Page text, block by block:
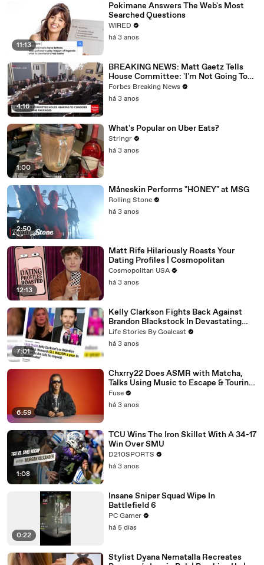
11:13
Pokimane Answers The Web's Most
Searched Questions
WIRED
há 3 anos
4:16
BREAKING NEWS: Matt Gaetz Tells
House Committee: 'I'm Not Going To
Vote For A Continuing Resolution'
Forbes Breaking News
há 3 anos
1:00
What's Popular on Uber Eats?
Stringr
há 3 anos
2:50
Måneskin Performs "HONEY" at MSG
Rolling Stone
há 3 anos
12:13
Matt Rife Hilariously Roasts Your
Dating Profiles | Cosmopolitan
Cosmopolitan USA
há 3 anos
7:01
Kelly Clarkson Fights Back Against
Brandon Blackstock In Devastating
Divorce Battle
Life Stories By Goalcast
há 3 anos
6:59
Chxrry22 Does ASMR with Matcha,
Talks Using Music to Escape & Touring
with The Weeknd
Fuse
há 3 anos
1:08
TCU Wins The Iron Skillet With A 34-17
Win Over SMU
D210SPORTS
há 3 anos
0:22
Insane Sniper Squad Wipe In
Battlefield 6
PC Gamer
há 5 dias
Stylist Dyana Nematalla Recreates